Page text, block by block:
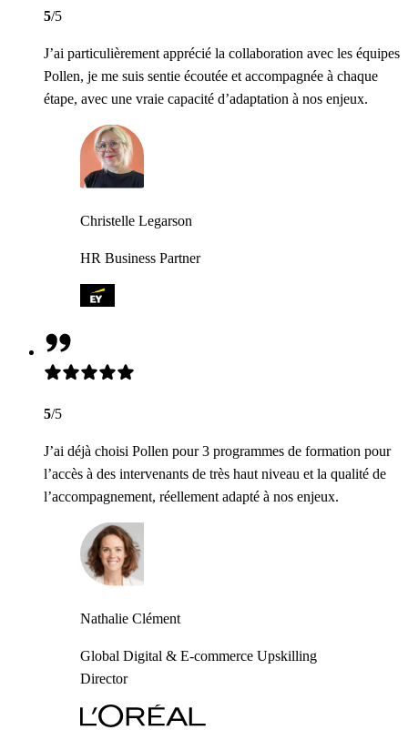
5/5
J’ai particulièrement apprécié la collaboration avec les équipes
Pollen, je me suis sentie écoutée et accompagnée à chaque
étape, avec une vraie capacité d’adaptation à nos enjeux.
Christelle Legarson
HR Business Partner
5/5
J’ai déjà choisi Pollen pour 3 programmes de formation pour
l’accès à des intervenants de très haut niveau et la qualité de
l’accompagnement, réellement adapté à nos enjeux.
Nathalie Clément
Global Digital & E-commerce Upskilling
Director